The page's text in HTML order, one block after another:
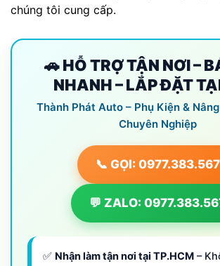
chúng tôi cung cấp.
🚗 HỖ TRỢ TẬN NƠI –
NHANH – LẮP ĐẶT
Thành Phát Auto – Phụ Kiện &
Chuyên Nghiệp
📞 GỌI: 0977.383.567
💬 ZALO:
✅ Nhận làm tận nơi tại TP.HCM –